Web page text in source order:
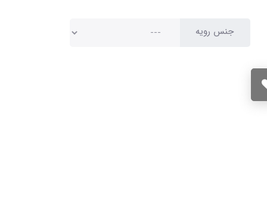
جنس رویه